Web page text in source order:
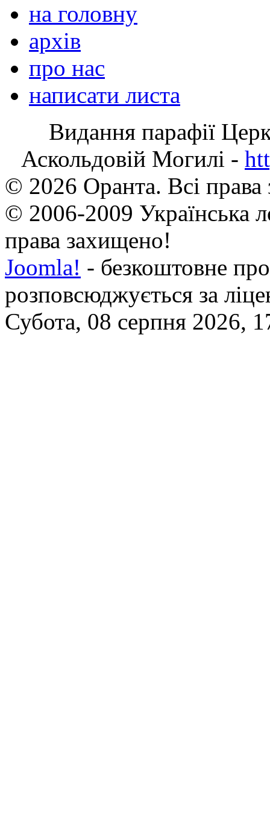
на головну
архів
про нас
написати листа
Видання парафії
Аскольдовій Могилі -
© 2026 Оранта. Всі
© 2006-2009 Українська
права захищено!
Joomla! - безкоштовне
розповсюджується за
Субота, 08 серпня 2026,